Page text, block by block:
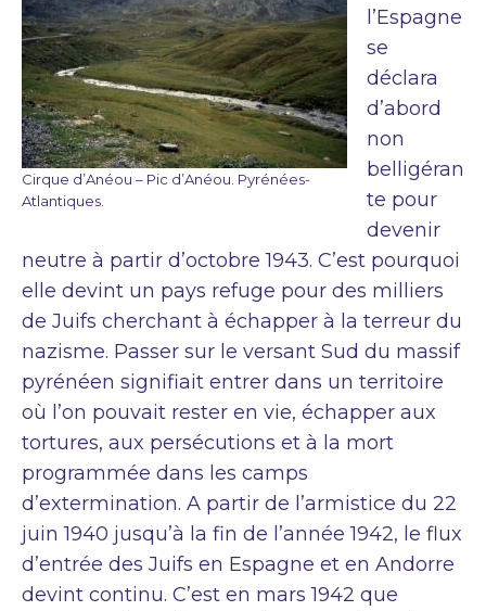
Cirque d’Anéou – Pic d’Anéou. Pyrénées-
Atlantiques.
l’Espagne
se
déclara
d’abord
non
belligéran
te pour
devenir
neutre à partir d’octobre 1943. C’est pourquoi
elle devint un pays refuge pour des milliers
de Juifs cherchant à échapper à la terreur du
nazisme. Passer sur le versant Sud du massif
pyrénéen signifiait entrer dans un territoire
où l’on pouvait rester en vie, échapper aux
tortures, aux persécutions et à la mort
programmée dans les camps
d’extermination. A partir de l’armistice du 22
juin 1940 jusqu’à la fin de l’année 1942, le flux
d’entrée des Juifs en Espagne et en Andorre
devint continu. C’est en mars 1942 que